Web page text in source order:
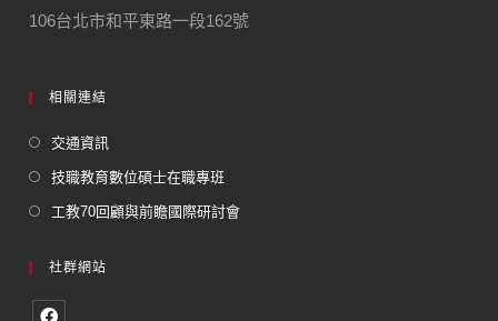
106台北市和平東路一段162號
相關連結
交通資訊
技職教育數位碩士在職專班
工教70回顧與前瞻國際研討會
社群網站